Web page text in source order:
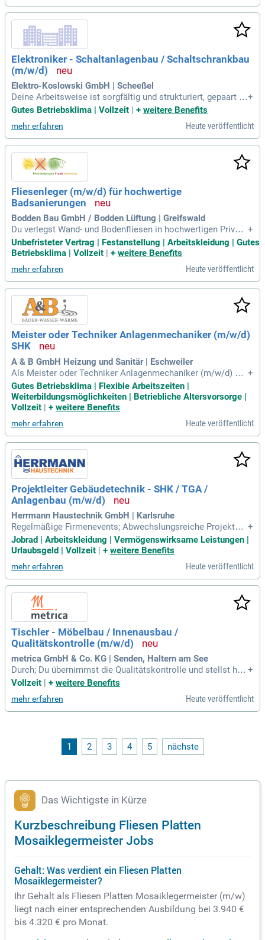
Elektroniker - Schaltanlagenbau / Schaltschrankbau
(m/w/d)
Elektro-Koslowski GmbH | Scheeßel
Deine Arbeitsweise ist sorgfältig und strukturiert, gepaart m
it handwerklichem Geschick und einem hohen Qualitätsans
+
Gutes Betriebsklima | Vollzeit | + weitere Benefits
mehr erfahren Heute veröffentlicht
Fliesenleger (m/w/d) für hochwertige
Badsanierungen
Bodden Bau GmbH / Bodden Lüftung | Greifswald
Du verlegst Wand- und Bodenfliesen in hochwertigen Privatb
ädern. Du führst Fliesen-, Platten- und Mosaikarbeiten fachg
erecht und präzise aus. Du bereitest Untergründe sorgfältig
+
Unbefristeter Vertrag | Festanstellung | Arbeitskleidung | Gutes
Betriebsklima | Vollzeit
+ weitere Benefits
mehr erfahren Heute veröffentlicht
Meister oder Techniker Anlagenmechaniker (m/w/d)
SHK
A & B GmbH Heizung und Sanitär | Eschweiler
Als Meister oder Techniker Anlagenmechaniker (m/w/d) SH
K sind Sie verantwortlich für die fachliche und technische B
etreuung von Heizungs- und Sanitärprojekten. Zu Ihren Aufg
aben gehören Planung, Koordination und Angebotserstellun
berwachen die Projektdurchführung und stellen die Einhaltu
ng technischer sowie sicherheitsrelevanter Vorschriften sic
her. Mit einer Ausbildung zum Anlagenmechaniker SHK und
einer Meisterqualifikation bringen Sie die erforderliche Kom
petenz mit. Idealerweise haben Sie bereits mehrjährige Beru
fserfahrung mit Personalverantwortung gesammelt. Werden
Sie Teil eines engagierten Teams und setzen Sie Ihre Kenntn
isse in der Modernisierung von Wohngebäuden erfolgreich e
in!
+
Gutes Betriebsklima | Flexible Arbeitszeiten |
Weiterbildungsmöglichkeiten | Betriebliche Altersvorsorge |
Vollzeit | + weitere Benefits
mehr erfahren Heute veröffentlicht
Projektleiter Gebäudetechnik - SHK / TGA /
Anlagenbau (m/w/d)
Herrmann Haustechnik GmbH | Karlsruhe
Regelmäßige Firmenevents; Abwechslungsreiche Projekte i
m Wohnungsbau und in der Industrie; Arbeitskleidung und m
odernes Geschäftshandy; Leistungsgerechte Bezahlung und
vermögenswirksame Leistungen; 30 Tage Urlaub, Weihnacht
s- und Urlaubsgeld; Tischkicker und Tischtennisplatte
+
Jobrad | Arbeitskleidung | Vermögenswirksame Leistungen |
Urlaubsgeld | Vollzeit | + weitere Benefits
mehr erfahren Heute veröffentlicht
Tischler - Möbelbau / Innenausbau /
Qualitätskontrolle (m/w/d)
metrica GmbH & Co. KG | Senden, Haltern am See
Durch; Du übernimmst die Qualitätskontrolle und stellst höc
hste handwerkliche Standards sicher; Du arbeitest mit Proje
mmen.
+
Vollzeit
+ weitere Benefits
mehr erfahren Heute veröffentlicht
1 2 3 4 5 nächste
Das Wichtigste in Kürze
Kurzbeschreibung Fliesen Platten
Mosaiklegermeister Jobs
Gehalt: Was verdient ein Fliesen Platten
Mosaiklegermeister?
Ihr Gehalt als Fliesen Platten Mosaiklegermeister (m/w)
liegt nach einer entsprechenden Ausbildung bei 3.940 €
bis 4.320 € pro Monat.